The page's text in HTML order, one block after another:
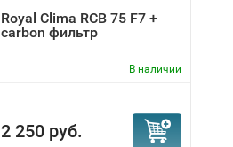
Royal Clima RCB 75 F7 +
carbon фильтр
В наличии
2 250 руб.